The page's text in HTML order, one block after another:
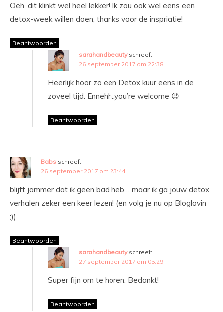
Oeh, dit klinkt wel heel lekker! Ik zou ook wel eens een
detox-week willen doen, thanks voor de inspriatie!
Beantwoorden
sarahandbeauty schreef:
26 september 2017 om 22:38
Heerlijk hoor zo een Detox kuur eens in de
zoveel tijd. Ennehh..you’re welcome 😉
Beantwoorden
Babs schreef:
26 september 2017 om 23:44
blijft jammer dat ik geen bad heb… maar ik ga jouw detox
verhalen zeker een keer lezen! (en volg je nu op Bloglovin
;))
Beantwoorden
sarahandbeauty schreef:
27 september 2017 om 05:29
Super fijn om te horen. Bedankt!
Beantwoorden